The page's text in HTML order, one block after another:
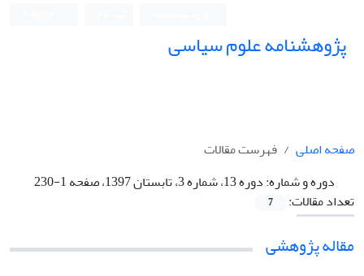
پژوهشنامه علوم سیاسی
صفحه اصلی
فهرست مقالات
دوره و شماره:دوره 13، شماره 3، تابستان 1397، صفحه 1-230
تعداد مقالات:
7
مقاله پژوهشی